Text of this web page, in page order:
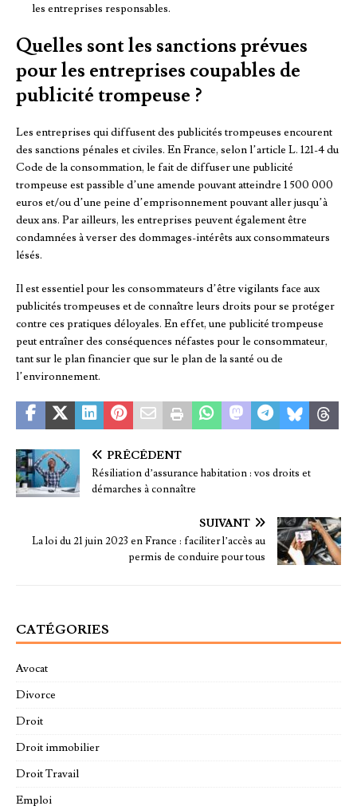
les entreprises responsables.
Quelles sont les sanctions prévues
pour les entreprises coupables de
publicité trompeuse ?
Les entreprises qui diffusent des publicités trompeuses encourent
des sanctions pénales et civiles. En France, selon l’article L. 121-4 du
Code de la consommation, le fait de diffuser une publicité
trompeuse est passible d’une amende pouvant atteindre 1 500 000
euros et/ou d’une peine d’emprisonnement pouvant aller jusqu’à
deux ans. Par ailleurs, les entreprises peuvent également être
condamnées à verser des dommages-intérêts aux consommateurs
lésés.
Il est essentiel pour les consommateurs d’être vigilants face aux
publicités trompeuses et de connaître leurs droits pour se protéger
contre ces pratiques déloyales. En effet, une publicité trompeuse
peut entraîner des conséquences néfastes pour le consommateur,
tant sur le plan financier que sur le plan de la santé ou de
l’environnement.
PRÉCÉDENT
Résiliation d’assurance habitation : vos droits et
démarches à connaître
SUIVANT
La loi du 21 juin 2023 en France : faciliter l’accès au
permis de conduire pour tous
CATÉGORIES
Avocat
Divorce
Droit
Droit immobilier
Droit Travail
Emploi